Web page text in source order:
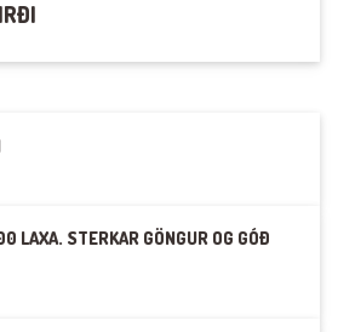
LAXA. STERKAR GÖNGUR OG GÓÐ